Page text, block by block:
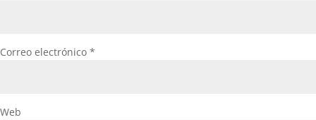
Correo electrónico *
Web